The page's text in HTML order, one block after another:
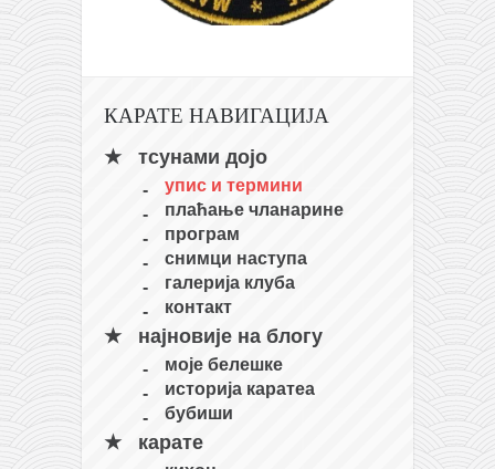
контакт
КАРАТЕ НАВИГАЦИЈА
тсунами дојо
упис и термини
плаћање чланарине
програм
снимци наступа
галерија клуба
контакт
најновије на блогу
моје белешке
историја каратеа
бубиши
карате